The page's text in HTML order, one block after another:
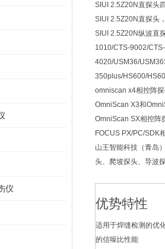
仪
SIUI 2.5Z20N直探头
SIUI 2.5Z20N直探头
SIUI 2.5Z20N纵波直
1010/CTS-9002/
4020/USM36/
350plus/HS600/
omniscan x4相控阵
OmniScan X3和
OmniScan SX相控阵
FOCUS PX/PC/SDK
山王智能科技（青岛
头、爬坡探头、导波
优势特性
适用于焊缝检测的优
的信噪比性能